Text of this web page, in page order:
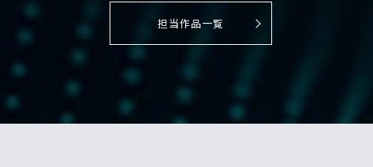
担当作品一覧